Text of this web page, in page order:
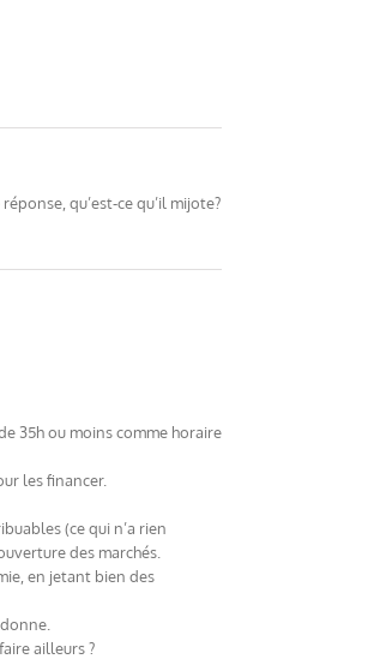
qu’est-ce qu’il mijote?
35h ou moins comme horaire
les financer.
(ce qui n’a rien
des marchés.
en jetant bien des
ailleurs ?